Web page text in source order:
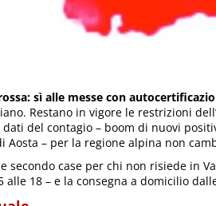
sì alle messe con
Restano in vigore le restrizioni
del contagio – boom di nuovi
Aosta – per la regione alpina non
secondo case per chi non risiede in
alle 18 – e la consegna a domicilio